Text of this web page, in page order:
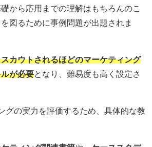
から応用までの理解はもちろんのこ
図るために事例問題が出題されま
カウトされるほどのマーケティング
が必要となり、難易度も高く設定さ
グの実力を評価するため、具体的な教